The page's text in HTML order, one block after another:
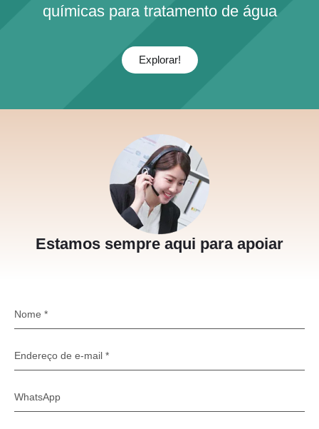
químicas para tratamento de água
Explorar!
Estamos sempre aqui para apoiar